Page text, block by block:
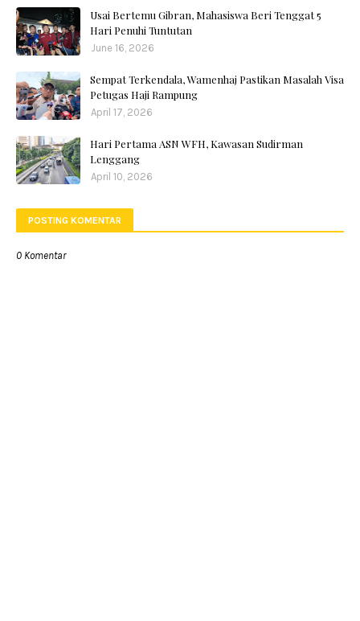
Usai Bertemu Gibran, Mahasiswa Beri Tenggat 5
Hari Penuhi Tuntutan
June 16, 2026
Sempat Terkendala, Wamenhaj Pastikan Masalah Visa
Petugas Haji Rampung
April 17, 2026
Hari Pertama ASN WFH, Kawasan Sudirman
Lenggang
April 10, 2026
POSTING KOMENTAR
0 Komentar